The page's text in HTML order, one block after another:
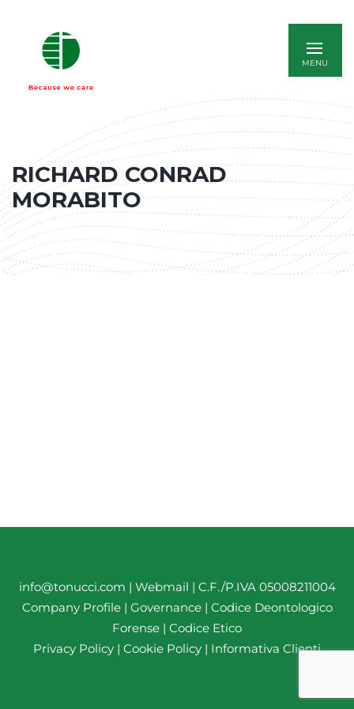
RICHARD CONRAD
MORABITO
info@tonucci.com | Webmail | C.F./P.IVA 05008211004
Company Profile| Governance | Codice Deontologico
Forense | Codice Etico
Privacy Policy | Cookie Policy | Informativa Clienti